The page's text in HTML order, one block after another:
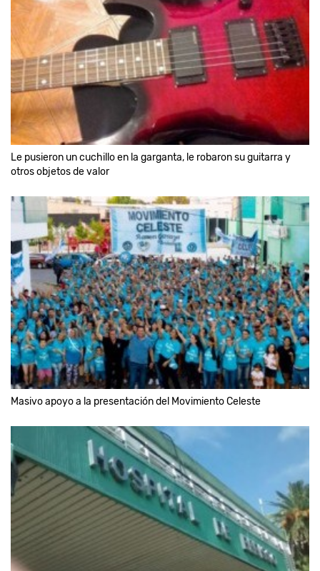
Le pusieron un cuchillo en la garganta, le robaron su guitarra y
otros objetos de valor
Masivo apoyo a la presentación del Movimiento Celeste